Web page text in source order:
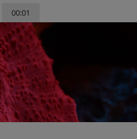
00:01